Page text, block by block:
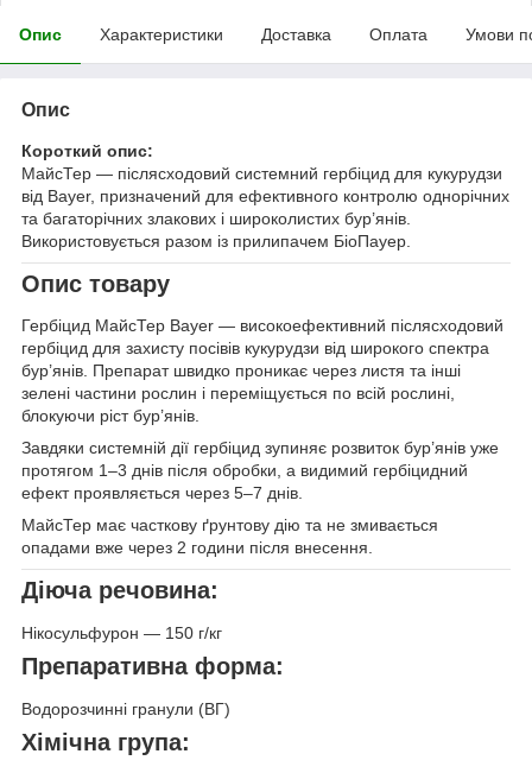
Опис Характеристики Доставка Оплата Умови
Опис
Короткий опис:
МайсТер — післясходовий системний гербіцид для кукурудзи
від Bayer, призначений для ефективного контролю однорічних
та багаторічних злакових і широколистих бур’янів.
Використовується разом із прилипачем БіоПауер.
Опис товару
Гербіцид МайсТер Bayer — високоефективний післясходовий
гербіцид для захисту посівів кукурудзи від широкого спектра
бур’янів. Препарат швидко проникає через листя та інші
зелені частини рослин і переміщується по всій рослині,
блокуючи ріст бур’янів.
Завдяки системній дії гербіцид зупиняє розвиток бур’янів уже
протягом 1–3 днів після обробки, а видимий гербіцидний
ефект проявляється через 5–7 днів.
МайсТер має часткову ґрунтову дію та не змивається
опадами вже через 2 години після внесення.
Діюча речовина:
Нікосульфурон — 150 г/кг
Препаративна форма:
Водорозчинні гранули (ВГ)
Хімічна група: